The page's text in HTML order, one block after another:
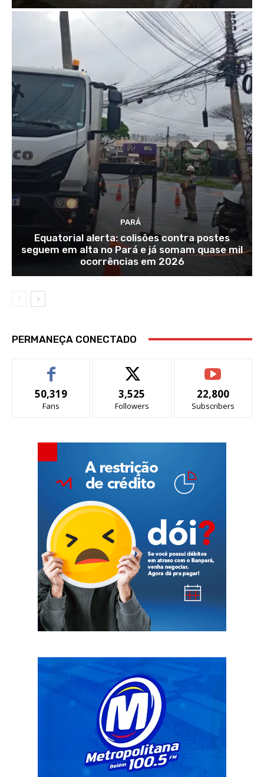
PARÁ
Equatorial alerta: colisões contra postes
seguem em alta no Pará e já somam quase mil
ocorrências em 2026
PERMANEÇA CONECTADO
50,319
Fans
3,525
Followers
22,800
Subscribers